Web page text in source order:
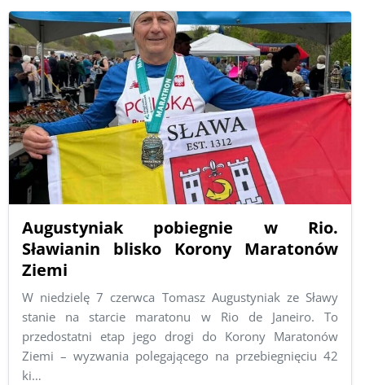
Augustyniak pobiegnie w Rio.
Sławianin blisko Korony Maratonów
Ziemi
W niedzielę 7 czerwca Tomasz Augustyniak ze Sławy
stanie na starcie maratonu w Rio de Janeiro. To
przedostatni etap jego drogi do Korony Maratonów
Ziemi – wyzwania polegającego na przebiegnięciu 42
ki…